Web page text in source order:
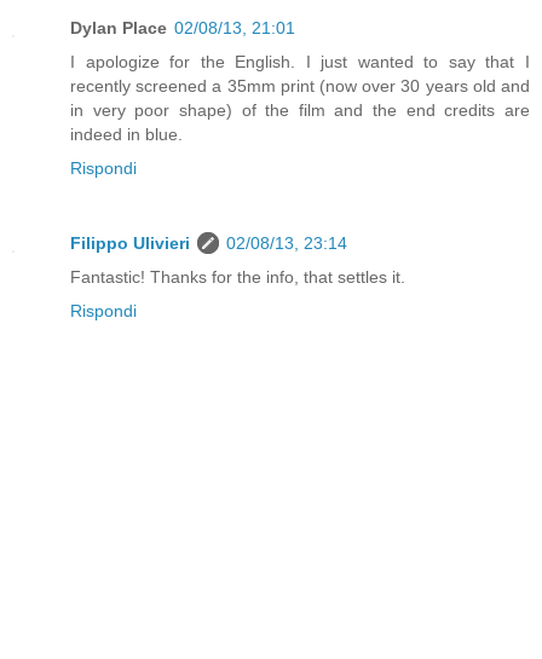
Dylan Place 02/08/13, 21:01
I apologize for the English. I just wanted to say that I
recently screened a 35mm print (now over 30 years old and
in very poor shape) of the film and the end credits are
indeed in blue.
Rispondi
Filippo Ulivieri
02/08/13, 23:14
Fantastic! Thanks for the info, that settles it.
Rispondi